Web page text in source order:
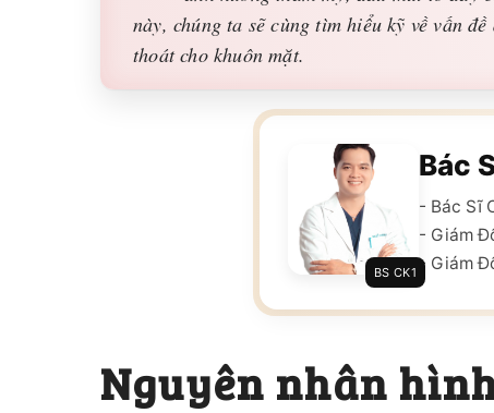
này, chúng ta sẽ cùng tìm hiểu kỹ về vấn
thoát cho khuôn mặt.
BS CK1
Bác
- Bác Sĩ
- Giám
- Giám
Nguyên nhân